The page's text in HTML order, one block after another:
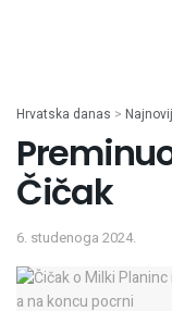
Hrvatska danas >
Čičak
6. studenoga 2024.